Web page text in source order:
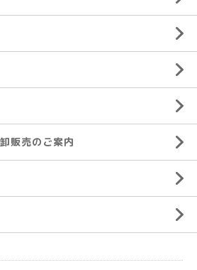
販売のご案内